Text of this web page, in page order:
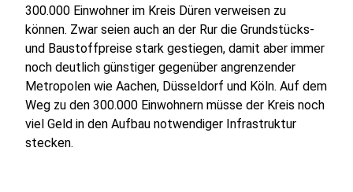
300.000 Einwohner im Kreis Düren verweisen zu
können. Zwar seien auch an der Rur die Grundstücks-
und Baustoffpreise stark gestiegen, damit aber immer
noch deutlich günstiger gegenüber angrenzender
Metropolen wie Aachen, Düsseldorf und Köln. Auf dem
Weg zu den 300.000 Einwohnern müsse der Kreis noch
viel Geld in den Aufbau notwendiger Infrastruktur
stecken.